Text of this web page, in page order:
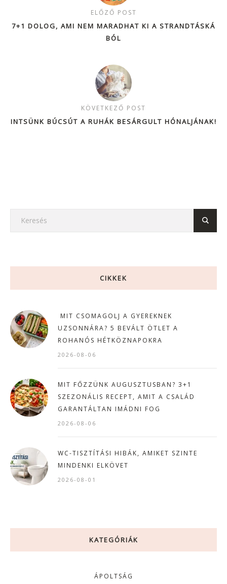
ELŐZŐ POST
7+1 DOLOG, AMI NEM MARADHAT KI A STRANDTÁSKÁ
BÓL
KÖVETKEZŐ POST
INTSÜNK BÚCSÚT A RUHÁK BESÁRGULT HÓNALJÁNAK!
CIKKEK
MIT CSOMAGOLJ A GYEREKNEK
UZSONNÁRA? 5 BEVÁLT ÖTLET A
ROHANÓS HÉTKÖZNAPOKRA
2026-08-06
MIT FŐZZÜNK AUGUSZTUSBAN? 3+1
SZEZONÁLIS RECEPT, AMIT A CSALÁD
GARANTÁLTAN IMÁDNI FOG
2026-08-06
WC-TISZTÍTÁSI HIBÁK, AMIKET SZINTE
MINDENKI ELKÖVET
2026-08-01
KATEGÓRIÁK
ÁPOLTSÁG